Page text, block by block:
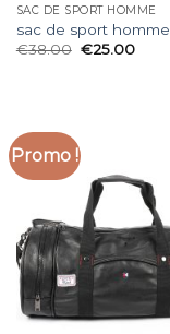
SAC DE SPORT HOMME
sac de sport homme
€38.00 €25.00
Promo !